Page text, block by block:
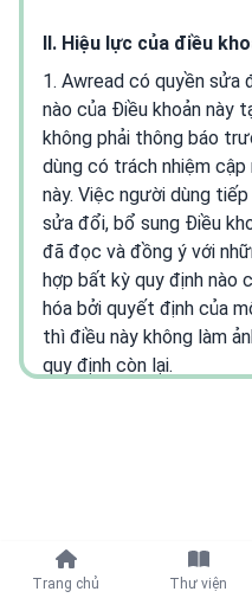
Tiếp tục với
II. Hiệu lực của điều
1. Awread có quyền sửa
nào của Điều khoản này
không phải thông báo
dùng có trách nhiệm
này. Việc người dùng
sửa đổi, bổ sung Điều
đã đọc và đồng ý với
hợp bất kỳ quy định nào
hóa bởi quyết định của
thì điều này không làm
quy định còn lại.
dung gán mác 18+ trở
Người dùng dưới 13 tuổi
Trang chủ Thư viện